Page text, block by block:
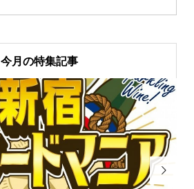
今月の特集記事
